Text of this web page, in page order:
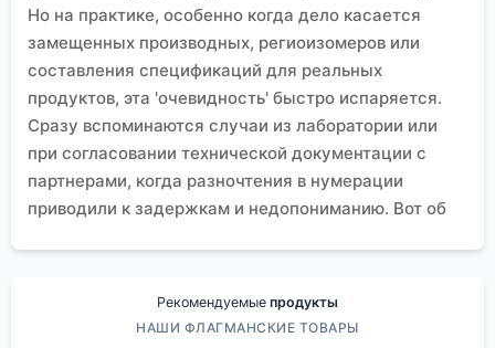
Но на практике, особенно когда дело касается
замещенных производных, региоизомеров или
составления спецификаций для реальных
продуктов, эта 'очевидность' быстро испаряется.
Сразу вспоминаются случаи из лаборатории или
при согласовании технической документации с
партнерами, когда разночтения в нумерации
приводили к задержкам и недопониманию. Вот об
Классика и её контекст: почему схема — это
Рекомендуемые продукты
НАШИ ФЛАГМАНСКИЕ ТОВАРЫ